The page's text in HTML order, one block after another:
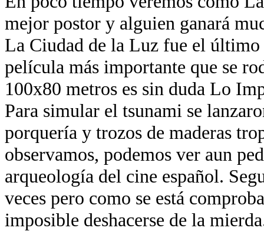
mejor postor y alguien ganará
La Ciudad de la Luz fue el
película más importante que se
100x80 metros es sin duda Lo
Para simular el tsunami se
porquería y trozos de maderas
observamos, podemos ver aun
arqueología del cine español.
veces pero como se está
imposible deshacerse de la